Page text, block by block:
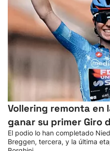
Vollering remonta en
ganar su primer Giro
El podio lo han completado
Breggen, tercera, y la última